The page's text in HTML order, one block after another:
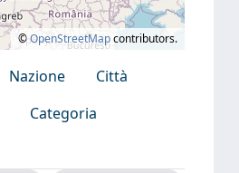
©OpenStreetMapcontributors.
Nazione
Città
Categoria